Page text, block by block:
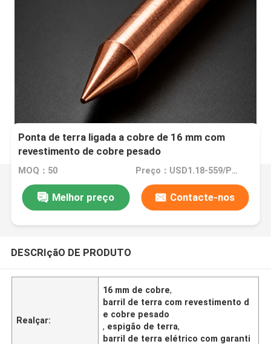
Ponta de terra ligada a cobre de 16 mm com
revestimento de cobre pesado
MOQ：50 Preço：USD1.18-559/PCS
Melhor preço Contacte-nos
DESCRIçãO DE PRODUTO
Realçar:
16 mm de cobre,
barril de terra com revestimento d
e cobre pesado
, espigão de terra,
barril de terra elétrico com garanti